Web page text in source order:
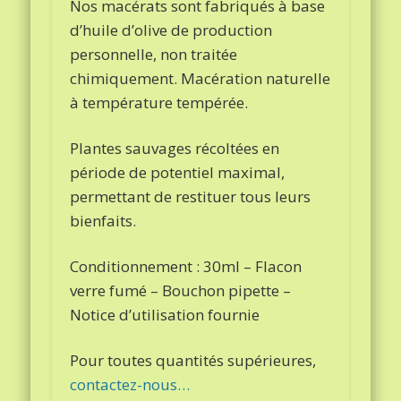
Nos macérats sont fabriqués à base
d’huile d’olive de production
personnelle, non traitée
chimiquement. Macération naturelle
à température tempérée.
Plantes sauvages récoltées en
période de potentiel maximal,
permettant de restituer tous leurs
bienfaits.
Conditionnement : 30ml – Flacon
verre fumé – Bouchon pipette –
Notice d’utilisation fournie
Pour toutes quantités supérieures,
contactez-nous…